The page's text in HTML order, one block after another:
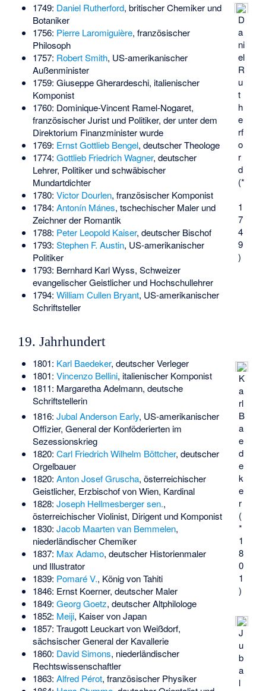
D
a
ni
el
R
u
t
h
e
rf
o
r
d
(*
1
7
4
9
)
1749: Daniel Rutherford, britischer Chemiker und
Botaniker
1756: Pierre Laromiguière, französischer
Philosoph
1757: Robert Smith, US-amerikanischer
Außenminister
1759: Giuseppe Gherardeschi, italienischer
Komponist
1760: Dominique-Vincent Ramel-Nogaret,
französischer Jurist und Politiker, der unter dem
Direktorium Finanzminister wurde
1769: Ernst Gottlieb Bengel, deutscher Theologe
1774: Gottlieb Friedrich Wagner, deutscher
Lehrer, Politiker und schwäbischer
Mundartdichter
1780: Victor Dourlen, französischer Komponist
1784: Antonín Mánes, tschechischer Maler und
Zeichner der Romantik
1788: Peter Leopold Kaiser, deutscher Bischof
1793: Stephen F. Austin, US-amerikanischer
Politiker
1793: Bernhard Karl Wyss, Schweizer
evangelischer Geistlicher und Hochschullehrer
1794: William Cullen Bryant, US-amerikanischer
Schriftsteller
19. Jahrhundert
K
a
rl
B
a
e
d
e
k
e
r
(
*
1
8
0
1
)
1801: Karl Baedeker, deutscher Verleger
1801: Vincenzo Bellini, italienischer Komponist
1811: Margaretha Adelmann, deutsche
Schriftstellerin
J
u
b
a
l
1816: Jubal Anderson Early, US-amerikanischer
Offizier, General der Konföderierten im
Sezessionskrieg
1820: Carl Friedrich Wilhelm Böttcher, deutscher
Orgelbauer
1820: Anton Josef Gruscha, österreichischer
Geistlicher, Erzbischof von Wien, Kardinal
1828: Joseph Hellmesberger sen.,
österreichischer Violinist, Dirigent und Komponist
1830: Jacob Maarten van Bemmelen,
niederländischer Chemiker
1837: Max Adamo, deutscher Historienmaler
und Illustrator
1839: Pomaré V., König von Tahiti
1846: Ernst Koerner, deutscher Maler
1849: Georg Goetz, deutscher Altphilologe
1852: Meiji, Kaiser von Japan
1857: Traugott Leuckart von Weißdorf,
sächsischer General der Kavallerie
1860: David Simons, niederländischer
Rechtswissenschaftler
1863: Alfred Pérot, französischer Physiker